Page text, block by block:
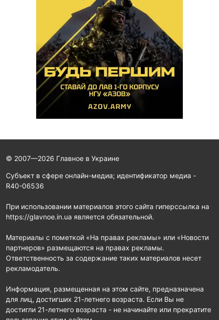
© 2007—2026 Главное в Украине
Субъект в сфере онлайн-медиа; идентификатор медиа -
R40-06536
При использовании материалов этого сайта гиперссылка на
https://glavnoe.in.ua является обязательной.
Материалы с пометкой «На правах рекламы» или «Новости
партнеров» размещаются на правах рекламы.
Ответственность за содержание таких материалов несет
рекламодатель.
Информация, размещенная на этом сайте, предназначена
для лиц, достигших 21-летнего возраста. Если Вы не
достигли 21-летнего возраста - не начинайте или прекратите